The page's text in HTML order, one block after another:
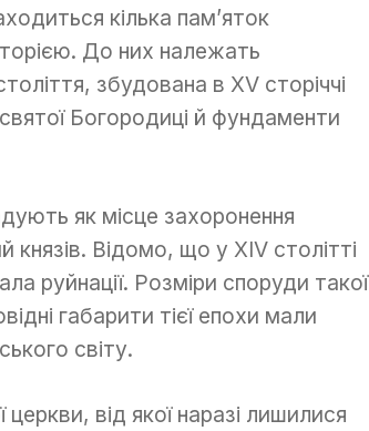
кілька пам’яток
До них належать
збудована в ХV сторіччі
Богородиці й фундаменти
як місце захоронення
Відомо, що у ХІV столітті
руйнації. Розміри споруди такої
габарити тієї епохи мали
світу.
від якої наразі лишилися